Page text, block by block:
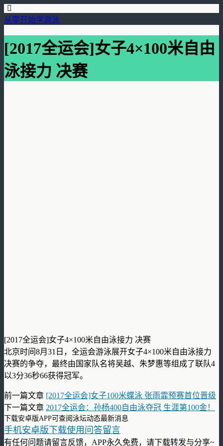
从零开始学游泳
[2017全运会]女子4×100米自由
泳接力 决赛
[2017全运会]女子4×100米自由泳接力 决赛
北京时间8月31日，全运会游泳展开女子4×100米自由泳接力
决赛的争夺，最终由国家队名将吴越、朱梦惠等组成了联队4
以3分36秒66获得冠军。
前一篇文章 [2017全运会]女子100米蝶泳 张雨霏预赛首位晋级
下一篇文章 2017全运会：孙杨400自由泳夺冠 生涯第100金！
下载安卓版APP可查阅泳坛动态最新消息
手机安卓版下载使用问答留言
有任何问题请留言反馈，APP永久免费，请下载转发与分享~